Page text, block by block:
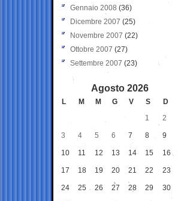
Gennaio 2008 (36)
Dicembre 2007 (25)
Novembre 2007 (22)
Ottobre 2007 (27)
Settembre 2007 (23)
Agosto 2026
L M M G V S
D
1
2
3 4 5 6 7 8 9
10 11 12 13 14 15 16
17 18 19 20 21 22 23
24 25 26 27 28 29 30